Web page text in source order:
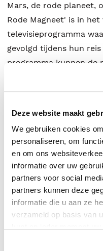
Deze website maakt
We gebruiken cookies
personaliseren, om
en om ons
informatie over uw
partners voor social
partners kunnen deze
informatie die u aan ze
verzameld op basis van
Mars, de rode planeet,
Rode Magneet' is in
televisieprogramma
gevolgd tijdens hun
programma kunnen de
ontwikkelingen
de producti
cams worden
een suggestieve
houden. Wat is nu echt
waarheid en wie niet?
vertraging in de
het ruimteschip...?
MAGNEET Auteur
advies over
de vragen die zij aan